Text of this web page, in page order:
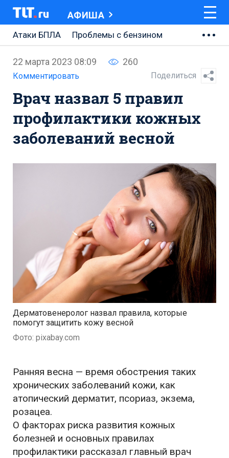
АФИША
Атаки БПЛА
Проблемы с бензином
Ремонт Центральной площади
Ремонт Обводного шоссе
Набережная Тольятти
Неделя Тольятти
22 марта 2023 08:09 260
Комментировать Поделиться
Врач назвал 5 правил
профилактики кожных
заболеваний весной
Дерматовенеролог назвал правила, которые
помогут защитить кожу весной
Фото: pixabay.com
Ранняя весна — время обострения таких
хронических заболеваний кожи, как
атопический дерматит, псориаз, экзема,
розацеа.
О факторах риска развития кожных
болезней и основных правилах
профилактики рассказал главный врач